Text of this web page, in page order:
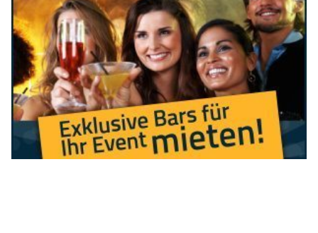
KEG GmbH – Ihr Partner für Wärmepumpen, Solar und Heizsysteme
Würenlos AG: Tankstellenpersonal stoppt
alkoholisierten Autofahrer nach Irrfahrt
02.08.26 VON POLIZEI.NEWS REDAKTION
Ein 56-Jähriger war am Samstagmorgen gegen 10.45 Uhr
mit seinem Auto in Würenlos unterwegs.
Der alkoholisierte Lenker verursachte mehrere Kollisionen,
bevor Drittpersonen seine Weiterfahrt stoppten.